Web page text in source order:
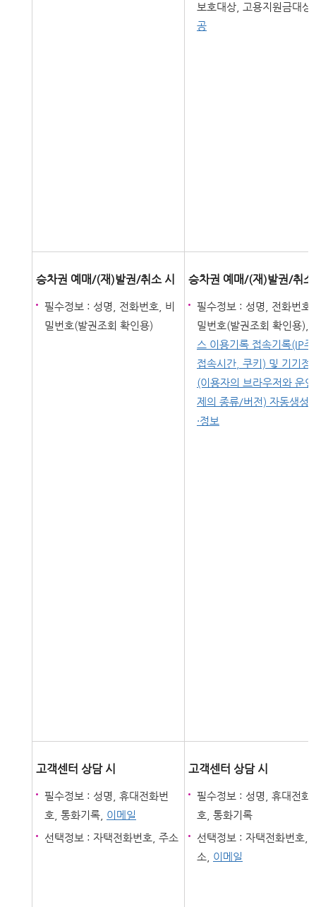
보호대상, 고용지원금대
공
승차권 예매/(재)발권/취소 시
필수정보 : 성명, 전화번호, 비
밀번호(발권조회 확인용)
승차권 예매/(재)발권/취소
필수정보 : 성명, 전화번호
밀번호(발권조회 확인용),
스 이용기록 접속기록(IP
접속시간, 쿠키) 및 기기정
(이용자의 브라우저와 운
제의 종류/버전) 자동생성
·정보
고객센터 상담 시
필수정보 : 성명, 휴대전화번
호, 통화기록, 이메일
선택정보 : 자택전화번호, 주소
고객센터 상담 시
필수정보 : 성명, 휴대전화
호, 통화기록
선택정보 : 자택전화번호,
소, 이메일